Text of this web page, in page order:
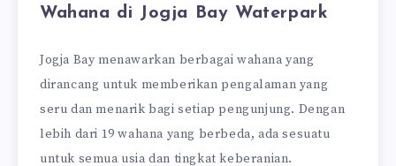
Wahana di Jogja Bay Waterpark
Jogja Bay menawarkan berbagai wahana yang
dirancang untuk memberikan pengalaman yang
seru dan menarik bagi setiap pengunjung. Dengan
lebih dari 19 wahana yang berbeda, ada sesuatu
untuk semua usia dan tingkat keberanian.